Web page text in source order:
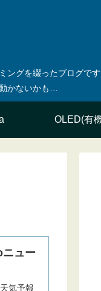
グを綴ったブログです
OLED(有
ニュー
気予報